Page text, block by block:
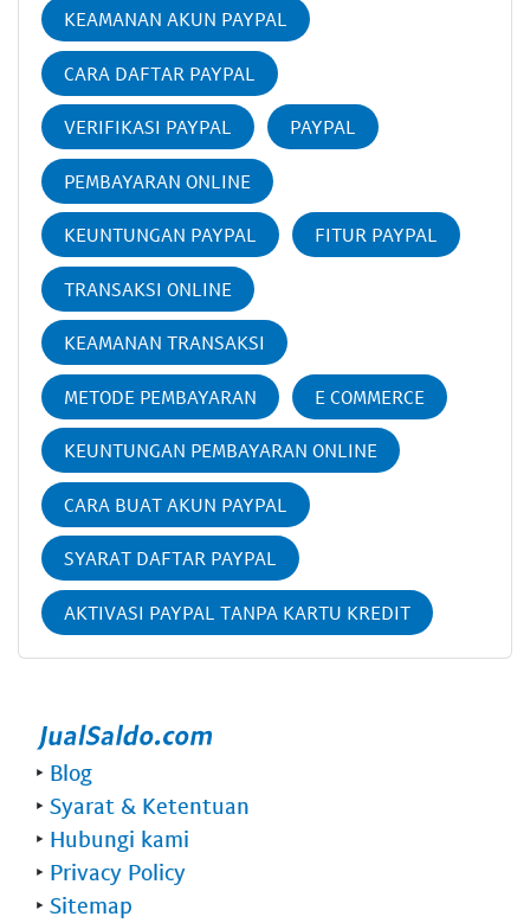
KEAMANAN AKUN PAYPAL
CARA DAFTAR PAYPAL
VERIFIKASI PAYPAL PAYPAL
PEMBAYARAN ONLINE
KEUNTUNGAN PAYPAL FITUR PAYPAL
TRANSAKSI ONLINE
KEAMANAN TRANSAKSI
METODE PEMBAYARAN E COMMERCE
KEUNTUNGAN PEMBAYARAN ONLINE
CARA BUAT AKUN PAYPAL
SYARAT DAFTAR PAYPAL
AKTIVASI PAYPAL TANPA KARTU KREDIT
‣ Blog
‣ Syarat & Ketentuan
‣ Hubungi kami
‣ Privacy Policy
‣ Sitemap